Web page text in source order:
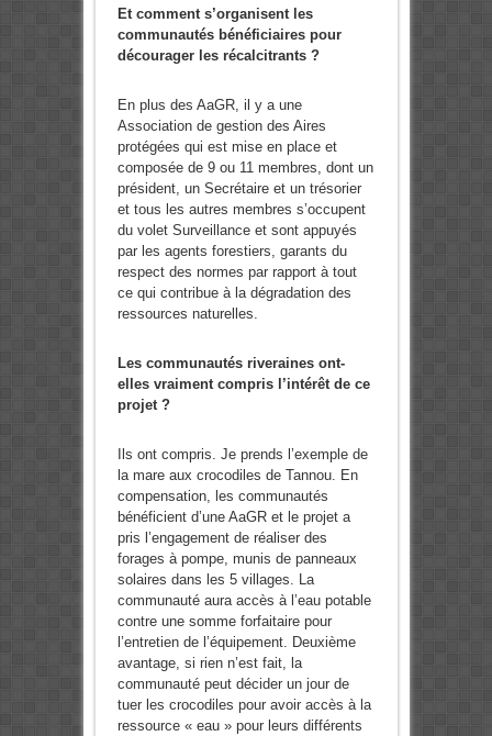
Et comment s’organisent les
communautés bénéficiaires pour
décourager les récalcitrants ?
En plus des AaGR, il y a une
Association de gestion des Aires
protégées qui est mise en place et
composée de 9 ou 11 membres, dont un
président, un Secrétaire et un trésorier
et tous les autres membres s’occupent
du volet Surveillance et sont appuyés
par les agents forestiers, garants du
respect des normes par rapport à tout
ce qui contribue à la dégradation des
ressources naturelles.
Les communautés riveraines ont-
elles vraiment compris l’intérêt de ce
projet ?
Ils ont compris. Je prends l’exemple de
la mare aux crocodiles de Tannou. En
compensation, les communautés
bénéficient d’une AaGR et le projet a
pris l’engagement de réaliser des
forages à pompe, munis de panneaux
solaires dans les 5 villages. La
communauté aura accès à l’eau potable
contre une somme forfaitaire pour
l’entretien de l’équipement. Deuxième
avantage, si rien n’est fait, la
communauté peut décider un jour de
tuer les crocodiles pour avoir accès à la
ressource « eau » pour leurs différents